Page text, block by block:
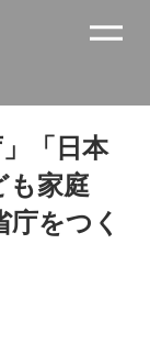
「日本
も家庭
をつく